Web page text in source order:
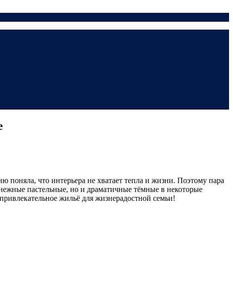
поняла, что интерьера не хватает тепла и жизни. Поэтому пара
пастельные, но и драматичные тёмные в некоторые
жильё для жизнерадостной семьи!